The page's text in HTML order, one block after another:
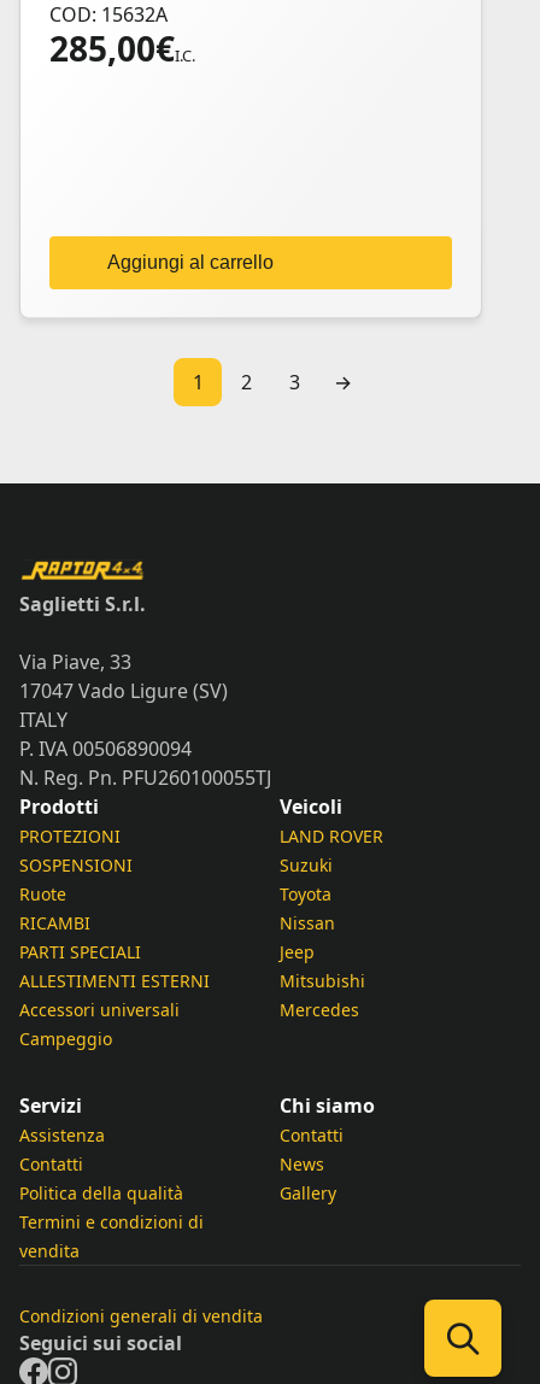
COD: 15632A
285,00€I.C.
Aggiungi al carrello
1 2 3 →
Saglietti S.r.l.
Via Piave, 33
17047 Vado Ligure (SV)
ITALY
P. IVA 00506890094
N. Reg. Pn. PFU260100055TJ
Prodotti
PROTEZIONI
SOSPENSIONI
Ruote
RICAMBI
PARTI SPECIALI
ALLESTIMENTI ESTERNI
Accessori universali
Campeggio
Veicoli
LAND ROVER
Suzuki
Toyota
Nissan
Jeep
Mitsubishi
Mercedes
Servizi
Assistenza
Contatti
Politica della qualità
Termini e condizioni di
vendita
Chi siamo
Contatti
News
Gallery
Condizioni generali di vendita
Seguici sui social